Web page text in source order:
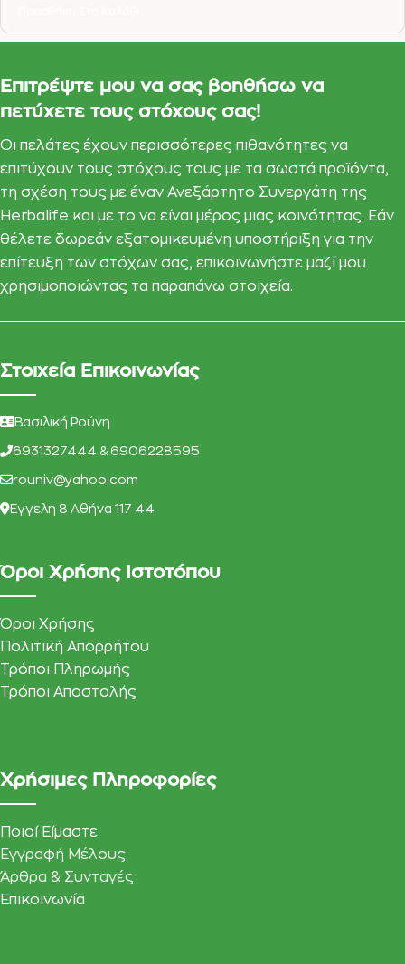
Επιτρέψτε μου να σας βοηθήσω να
πετύχετε τους στόχους σας!
Οι πελάτες έχουν περισσότερες πιθανότητες να
επιτύχουν τους στόχους τους με τα σωστά προϊόντα,
τη σχέση τους με έναν Ανεξάρτητο Συνεργάτη της
Herbalife και με το να είναι μέρος μιας κοινότητας. Εάν
θέλετε δωρεάν εξατομικευμένη υποστήριξη για την
επίτευξη των στόχων σας, επικοινωνήστε μαζί μου
χρησιμοποιώντας τα παραπάνω στοιχεία.
Στοιχεία Επικοινωνίας
Βασιλική Ρούνη
6931327444 & 6906228595
rouniv@yahoo.com
Eγγελη 8 Αθήνα 117 44
Όροι Χρήσης Ιστοτόπου
Όροι Χρήσης
Πολιτική Απορρήτου
Τρόποι Πληρωμής
Τρόποι Αποστολής
Χρήσιμες Πληροφορίες
Ποιοί Είμαστε
Εγγραφή Μέλους
Άρθρα & Συνταγές
Επικοινωνία